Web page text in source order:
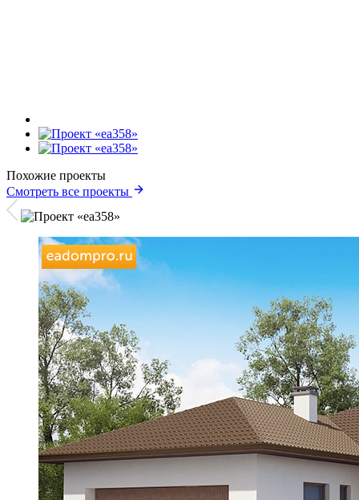
Похожие проекты
Смотреть все проекты